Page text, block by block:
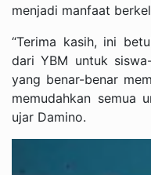
menjadi manfaat
“Terima kasih, ini
dari YBM untuk
yang benar-benar
memudahkan semua
ujar Damino.